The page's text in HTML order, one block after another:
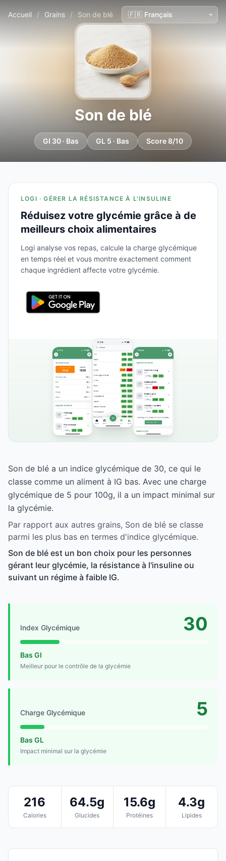
Accueil / Grains / Son de blé
Son de blé
GI 30 · Bas GL 5 · Bas Score 8/10
LOGI · GÉRER LA RÉSISTANCE À L'INSULINE
Réduisez votre glycémie grâce à de
meilleurs choix alimentaires
Logi analyse vos repas, calcule la charge glycémique
en temps réel et vous montre exactement comment
chaque ingrédient affecte votre glycémie.
Son de blé a un indice glycémique de 30, ce qui le
classe comme un aliment à IG bas. Avec une charge
glycémique de 5 pour 100g, il a un impact minimal sur
la glycémie.
Par rapport aux autres grains, Son de blé se classe
parmi les plus bas en termes d'indice glycémique.
Son de blé est un bon choix pour les personnes
gérant leur glycémie, la résistance à l'insuline ou
suivant un régime à faible IG.
Index Glycémique 30
Bas GI
Meilleur pour le contrôle de la glycémie
Charge Glycémique 5
Bas GL
Impact minimal sur la glycémie
216
Calories
64.5g
Glucides
15.6g
Protéines
4.3g
Lipides